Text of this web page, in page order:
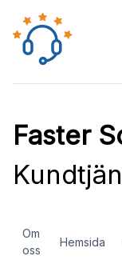
Faster
Om
oss
Hemsida